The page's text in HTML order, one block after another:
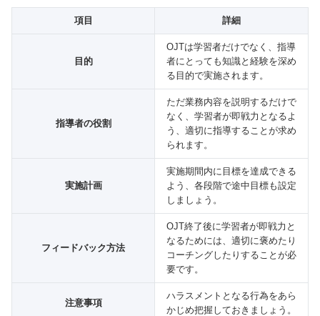
項目 詳細
目的
OJTは学習者だけでなく、指導
者にとっても知識と経験を深め
る目的で実施されます。
指導者の役割
ただ業務内容を説明するだけで
なく、学習者が即戦力となるよ
う、適切に指導することが求め
られます。
実施計画
実施期間内に目標を達成できる
よう、各段階で途中目標も設定
しましょう。
フィードバック方法
OJT終了後に学習者が即戦力と
なるためには、適切に褒めたり
コーチングしたりすることが必
要です。
注意事項
ハラスメントとなる行為をあら
かじめ把握しておきましょう。